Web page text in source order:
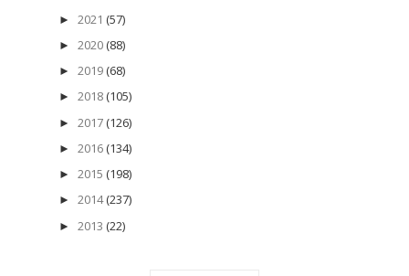
► 2021 (57)
► 2020 (88)
► 2019 (68)
► 2018 (105)
► 2017 (126)
► 2016 (134)
► 2015 (198)
► 2014 (237)
► 2013 (22)